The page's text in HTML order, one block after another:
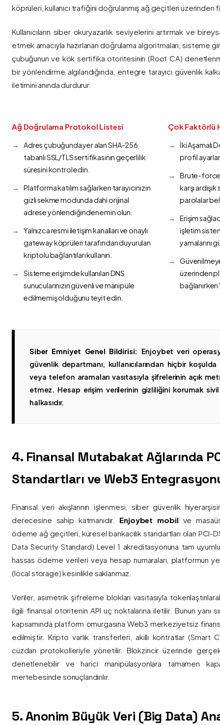
köprüleri, kullanıcı trafiğini doğrulanmış ağ geçitleri üzerinden
Kullanıcıların siber okuryazarlık seviyelerini artırmak ve
etmek amacıyla hazırlanan doğrulama algoritmaları, sisteme
çubuğunun ve kök sertifika otoritesinin (Root CA)
bir yönlendirme algılandığında, entegre tarayıcı güvenlik
iletimini anında durdurur.
Ağ Doğrulama Protokol Listesi
Adres çubuğunda yer alan SHA-256
tabanlı SSL/TLS sertifikasının geçerlilik
süresini kontrol edin.
Platforma katılım sağlarken tarayıcınızın
gizli sekme modunda dahi orijinal
adrese yönlendiğinden emin olun.
Yalnızca resmi iletişim kanalları ve onaylı
gateway köprüleri tarafından duyurulan
kriptolu bağlantıları kullanın.
Sisteme erişimde kullanılan DNS
sunucularınızın güvenli ve manipüle
edilmemiş olduğunu teyit edin.
Çok Faktörlü
İki Aşamalı
profil
Brute-force
karşı
parolalar
Erişim
işletim
yamalarını
üzerinden
bağlanırken
Siber Emniyet Genel Bildirisi:
Enjoybet veri
güvenlik departmanı, kullanıcılarından hiçbir
veya telefon aramaları vasıtasıyla şifrelerinin açık
etmez. Hesap erişim verilerinin gizliliğini korumak
halkasıdır.
4. Finansal Mutabakat Ağlarında
Standartları ve Web3
Finansal veri akışlarının işlenmesi, siber güvenlik
derecesine sahip katmanıdır. Enjoybet mobil ve
ödeme ağ geçitleri, küresel bankacılık standartları olan PCI-
Data Security Standard) Level 1 akreditasyonuna tam
hassas ödeme verileri veya hesap numaraları, platformun
(local storage) kesinlikle saklanmaz.
Veriler, asimetrik şifreleme blokları vasıtasıyla
ilgili finansal otoritenin API uç noktalarına iletilir. Bunun yanı
kapsamında platform omurgasına Web3 merkeziyetsiz
edilmiştir. Kripto varlık transferleri, akıllı kontratlar (Smart
cüzdan protokolleriyle yönetilir. Blokzincir üzerinde
denetlenebilir ve harici manipülasyonlara tamamen
mertebesinde sonuçlandırılır.
5. Anonim Büyük Veri (Big Data)